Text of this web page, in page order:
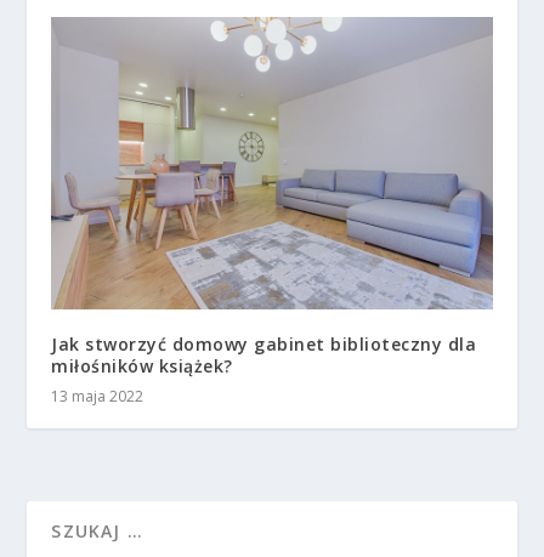
Jak stworzyć domowy gabinet biblioteczny dla
miłośników książek?
13 maja 2022